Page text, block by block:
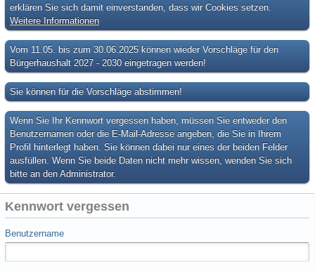
erklären Sie sich damit einverstanden, dass wir Cookies setzen.
Weitere Informationen
Vom 11.05. bis zum 30.06.2025 können wieder Vorschläge für den
Bürgerhaushalt 2027 - 2030 eingetragen werden!
Sie können für die Vorschläge abstimmen!
Wenn Sie Ihr Kennwort vergessen haben, müssen Sie entweder den
Benutzernamen oder die E-Mail-Adresse angeben, die Sie in Ihrem
Profil hinterlegt haben. Sie können dabei nur eines der beiden Felder
ausfüllen. Wenn Sie beide Daten nicht mehr wissen, wenden Sie sich
bitte an den Administrator.
Kennwort vergessen
Benutzername